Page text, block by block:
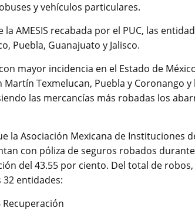
y vehículos particulares.
AMESIS recabada por el PUC, las
Puebla, Guanajuato y Jalisco.
mayor incidencia en el Estado de
Texmelucan, Puebla y Coronango
las mercancías más robadas los
la Asociación Mexicana de Instituciones
con póliza de seguros robados
del 43.55 por ciento. Del total de
entidades: